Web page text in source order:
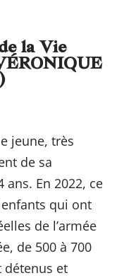
la Vie
jeune, très
de sa
En 2022, ce
qui ont
de l’armée
de 500 à 700
détenus et